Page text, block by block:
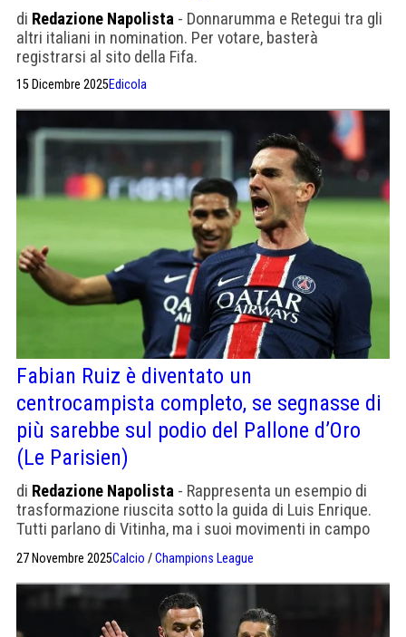
di Redazione Napolista - Donnarumma e Retegui tra gli
altri italiani in nomination. Per votare, basterà
registrarsi al sito della Fifa.
15 Dicembre 2025Edicola
Fabian Ruiz è diventato un
centrocampista completo, se segnasse di
più sarebbe sul podio del Pallone d’Oro
(Le Parisien)
di Redazione Napolista - Rappresenta un esempio di
trasformazione riuscita sotto la guida di Luis Enrique.
Tutti parlano di Vitinha, ma i suoi movimenti in campo
27 Novembre 2025Calcio /Champions League